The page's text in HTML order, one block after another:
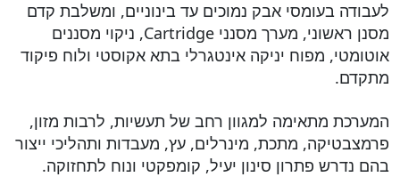
לעבודה בעומסי אבק נמוכים עד בינוניים, ומשלבת קדם
מסנן ראשוני, מערך מסנני Cartridge, ניקוי מסננים
אוטומטי, מפוח יניקה אינטגרלי בתא אקוסטי ולוח פיקוד
מתקדם.
המערכת מתאימה למגוון רחב של תעשיות, לרבות מזון,
פרמצבטיקה, מתכת, מינרלים, עץ, מעבדות ותהליכי ייצור
בהם נדרש פתרון סינון יעיל, קומפקטי ונוח לתחזוקה.